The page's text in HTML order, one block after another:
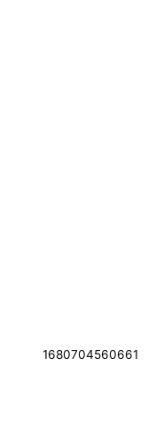
1680704560661